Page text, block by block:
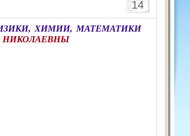
14
ХИМИИ, МАТЕМАТИКИ
НИКОЛАЕВНЫ